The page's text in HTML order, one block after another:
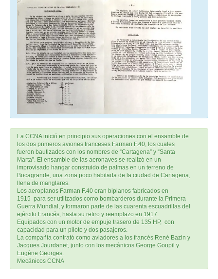
La CCNA inició en principio sus operaciones con el ensamble de
los dos primeros aviones franceses Farman F.40, los cuales
fueron bautizados con los nombres de “Cartagena” y “Santa
Marta”. El ensamble de las aeronaves se realizó en un
improvisado hangar construido de palmas en un terreno de
Bocagrande, una zona poco habitada de la ciudad de Cartagena,
llena de manglares.
Los aeroplanos Farman F.40 eran biplanos fabricados en
1915 para ser utilizados como bombarderos durante la Primera
Guerra Mundial, y formaron parte de las cuarenta escuadrillas del
ejército Francés, hasta su retiro y reemplazo en 1917.
Equipados con un motor de empuje trasero de 135 HP, con
capacidad para un piloto y dos pasajeros.
La compañía contrató como aviadores a los francés René Bazin y
Jacques Jourdanet, junto con los mecánicos George Goupil y
Eugène Georges.
Mecánicos CCNA